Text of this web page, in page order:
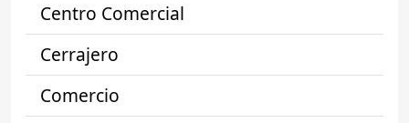
Centro Comercial
Cerrajero
Comercio